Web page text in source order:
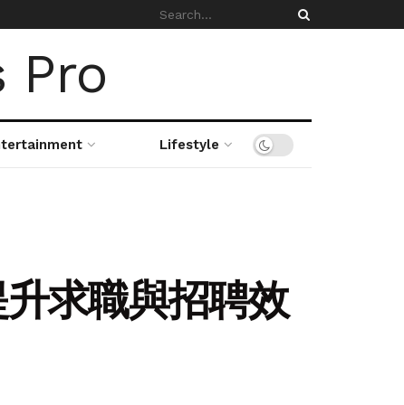
Lifestyle
求職與招聘效